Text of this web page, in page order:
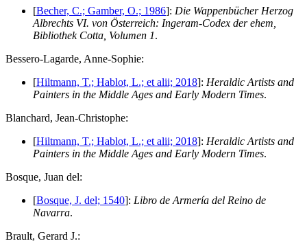
[Becher, C.; Gamber, O.; 1986]: Die Wappenbücher Herzog
Albrechts VI. von Österreich: Ingeram-Codex der ehem,
Bibliothek Cotta, Volumen 1.
Bessero-Lagarde, Anne-Sophie:
[Hiltmann, T.; Hablot, L.; et alii; 2018]: Heraldic Artists and
Painters in the Middle Ages and Early Modern Times.
Blanchard, Jean-Christophe:
[Hiltmann, T.; Hablot, L.; et alii; 2018]: Heraldic Artists and
Painters in the Middle Ages and Early Modern Times.
Bosque, Juan del:
[Bosque, J. del; 1540]: Libro de Armería del Reino de
Navarra.
Brault, Gerard J.: